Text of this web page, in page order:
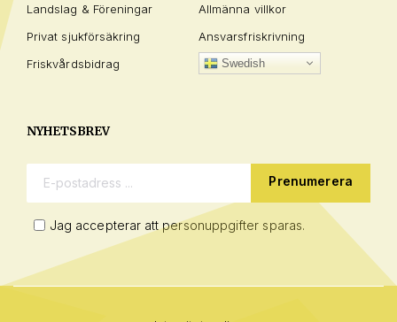
Landslag & Föreningar
Privat sjukförsäkring
Friskvårdsbidrag
Allmänna villkor
Ansvarsfriskrivning
Swedish
NYHETSBREV
E-postadress:
Jag accepterar att personuppgifter sparas.